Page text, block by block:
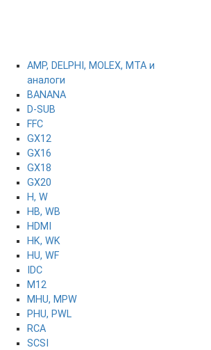
AMP, DELPHI, MOLEX, MTA и
аналоги
BANANA
D-SUB
FFC
GX12
GX16
GX18
GX20
H, W
HB, WB
HDMI
HK, WK
HU, WF
IDC
M12
MHU, MPW
PHU, PWL
RCA
SCSI